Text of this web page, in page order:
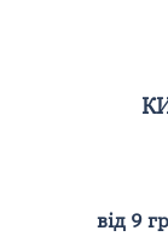
від 9